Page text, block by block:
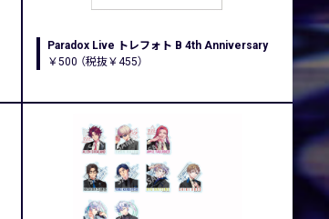
Paradox Live トレフォト B 4th Anniversary
￥500 （税抜￥455）